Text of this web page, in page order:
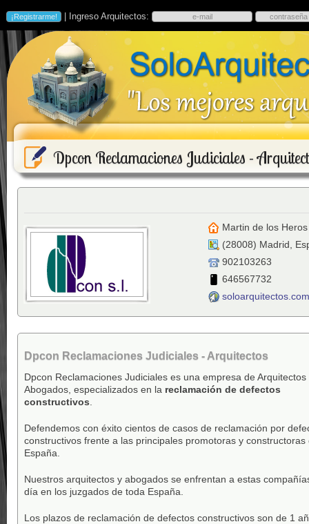
| Ingreso Arquitectos:
Dpcon Reclamaciones Judiciales -
Martin de los
(28008) Madrid
902103263
646567732
Dpcon Reclamaciones Judiciales - Arquitectos
Dpcon Reclamaciones Judiciales es una empresa de Arquitectos
Abogados, especializados en la reclamación de defectos
constructivos
Defendemos con éxito cientos de casos de reclamación por
constructivos frente a las principales promotoras y constructoras
España.
Nuestros arquitectos y abogados se enfrentan a estas
día en los juzgados de toda España.
Los plazos de reclamación de defectos constructivos son de 1